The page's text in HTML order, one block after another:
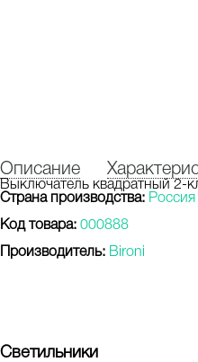
Описание
Выключатель квадратный 2-
Страна производства: Россия
Код товара: 000888
Производитель: Bironi
Светильники